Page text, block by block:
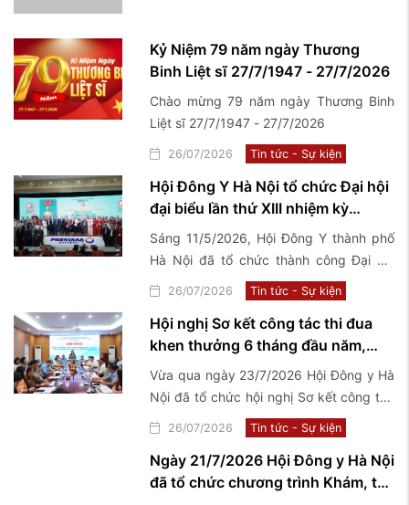
Kỷ Niệm 79 năm ngày Thương
Binh Liệt sĩ 27/7/1947 - 27/7/2026
Chào mừng 79 năm ngày Thương Binh
Liệt sĩ 27/7/1947 - 27/7/2026
26/07/2026 Tin tức - Sự kiện
Hội Đông Y Hà Nội tổ chức Đại hội
đại biểu lần thứ XIII nhiệm kỳ
2026-2031
Sáng 11/5/2026, Hội Đông Y thành phố
Hà Nội đã tổ chức thành công Đại hội
Đại biểu lần thứ XIII nhiệm kỳ 2026-2031
với chủ đề "Kế thừa - Đổi mới - Chuẩn
hóa - Phát triển".
26/07/2026 Tin tức - Sự kiện
Hội nghị Sơ kết công tác thi đua
khen thưởng 6 tháng đầu năm,
triển khai nhiệm vụ trọng tâm 6
tháng cuối năm 2026
Vừa qua ngày 23/7/2026 Hội Đông y Hà
Nội đã tổ chức hội nghị Sơ kết công tác
thi đua khen thưởng 6 tháng đầu năm,
triển khai nhiệm vụ trọng tâm 6 tháng
cuối năm 2026
26/07/2026 Tin tức - Sự kiện
Ngày 21/7/2026 Hội Đông y Hà Nội
đã tổ chức chương trình Khám, tư